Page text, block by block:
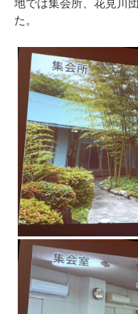
地では集会所、花見川
た。